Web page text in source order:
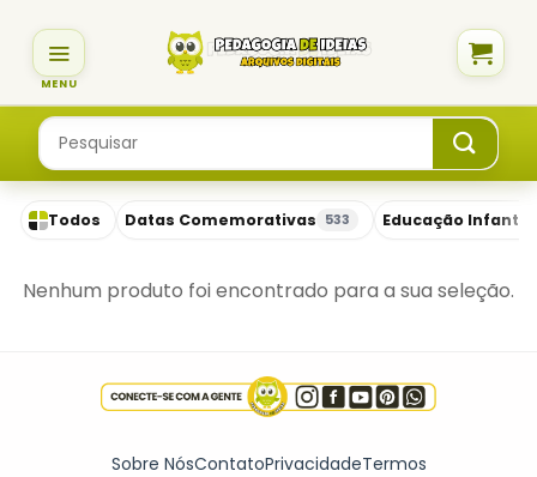
content
Pesquisar
por:
Todos Datas Comemorativas 533 Educação Infantil
Nenhum produto foi encontrado para a sua seleção.
Sobre NósContatoPrivacidadeTermos